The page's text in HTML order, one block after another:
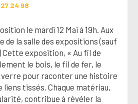
27 24 98
le mardi 12 Mai à 19h. Aux
de la salle des expositions (sauf
Cette exposition, « Au fil de
le bois, le fil de fer, le
pour raconter une histoire
tissés. Chaque matériau,
contribue à révéler la